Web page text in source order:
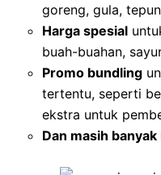
goreng, gula,
Harga spesial
buah-buahan,
Promo bundling
tertentu, seperti
ekstra untuk
Dan masih